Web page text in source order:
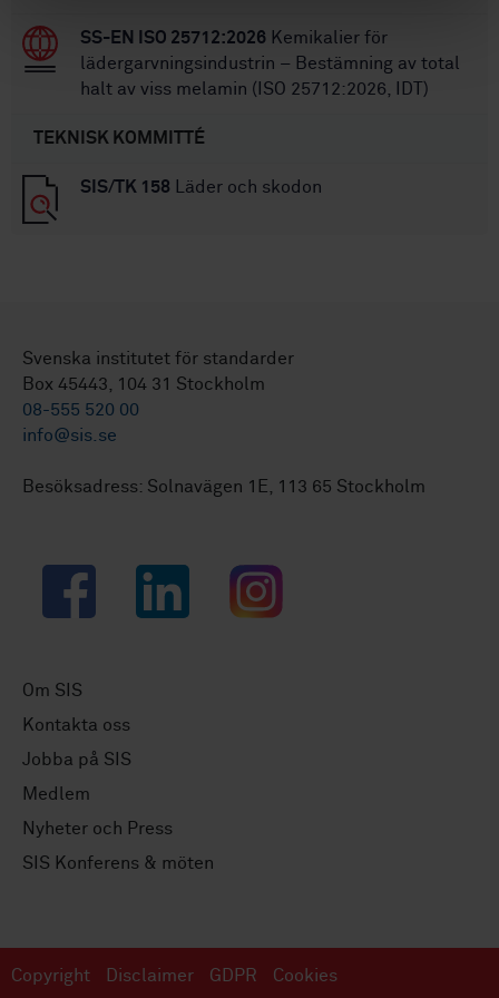
SS-EN ISO 25712:2026 Kemikalier för
lädergarvningsindustrin – Bestämning av total
halt av viss melamin (ISO 25712:2026, IDT)
TEKNISK KOMMITTÉ
SIS/TK 158 Läder och skodon
Svenska institutet för standarder
Box 45443, 104 31 Stockholm
08-555 520 00
info@sis.se
Besöksadress: Solnavägen 1E, 113 65 Stockholm
Facebook LinkedIn Instagram
Om SIS
Kontakta oss
Jobba på SIS
Medlem
Nyheter och Press
SIS Konferens & möten
Copyright Disclaimer GDPR Cookies